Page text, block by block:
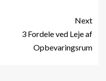
Next
3 Fordele ved Leje af
Opbevaringsrum